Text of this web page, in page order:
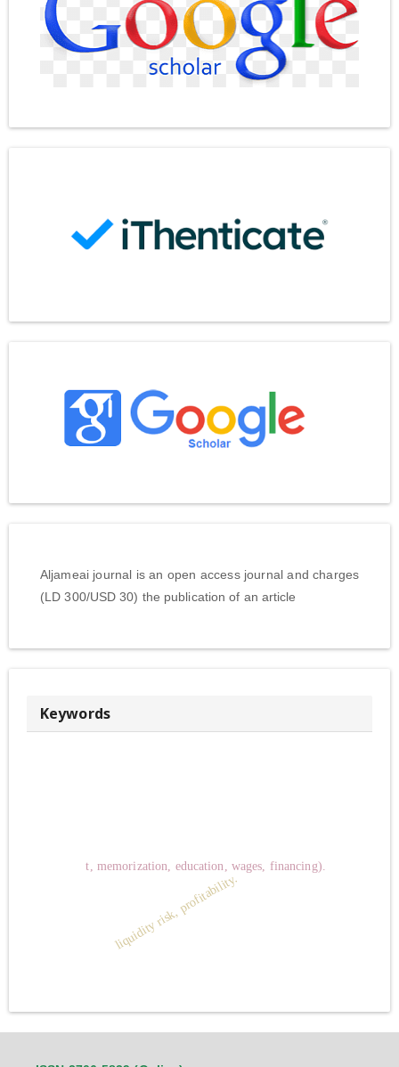
Aljameai journal is an open access journal and charges
(LD 300/USD 30) the publication of an article
Keywords
t, memorization, education, wages, financing).
liquidity risk, profitability.